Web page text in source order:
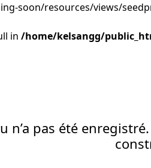
soon/resources/views/
in /home/kelsangg/
n’a pas été